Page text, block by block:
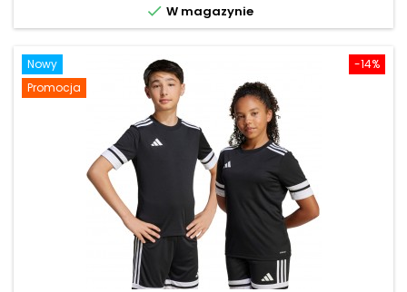
 W magazynie
-14%
Nowy
Promocja